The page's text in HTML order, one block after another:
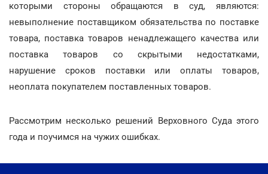
которыми стороны обращаются в суд, являются:
невыполнение поставщиком обязательства по поставке
товара, поставка товаров ненадлежащего качества или
поставка товаров со скрытыми недостатками,
нарушение сроков поставки или оплаты товаров,
неоплата покупателем поставленных товаров.
Рассмотрим несколько решений Верховного Суда этого
года и поучимся на чужих ошибках.